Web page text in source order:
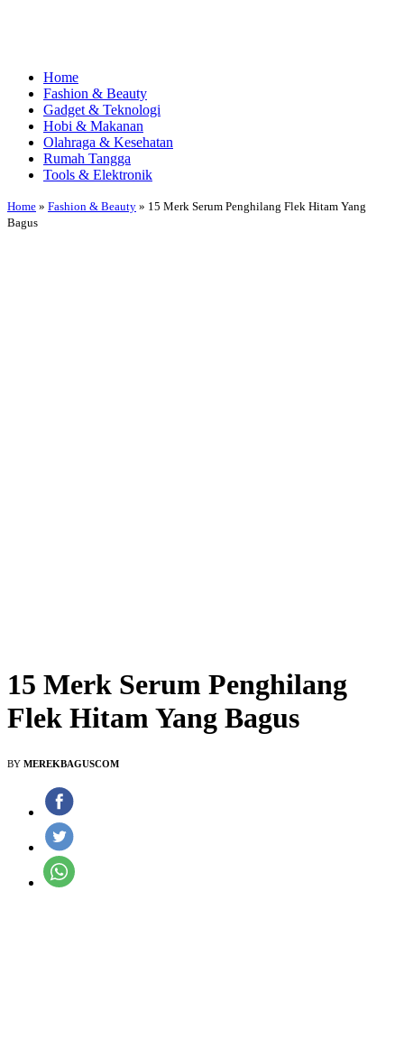
Home
Fashion & Beauty
Gadget & Teknologi
Hobi & Makanan
Olahraga & Kesehatan
Rumah Tangga
Tools & Elektronik
Home » Fashion & Beauty » 15 Merk Serum Penghilang Flek Hitam Yang
Bagus
15 Merk Serum Penghilang
Flek Hitam Yang Bagus
BY MEREKBAGUSCOM